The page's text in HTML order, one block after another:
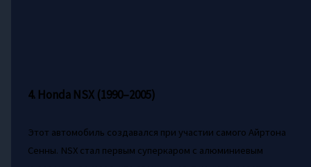
4. Honda NSX (1990–2005)
Этот автомобиль создавался при участии самого Айртона
Сенны. NSX стал первым суперкаром с алюминиевым